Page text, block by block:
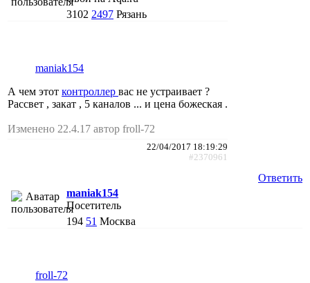
3102 2497 Рязань
maniak154
А чем этот контроллер вас не устраивает ?
Рассвет , закат , 5 каналов ... и цена божеская .
Изменено 22.4.17 автор froll-72
22/04/2017 18:19:29
#2370961
Ответить
maniak154
Посетитель
194 51 Москва
froll-72